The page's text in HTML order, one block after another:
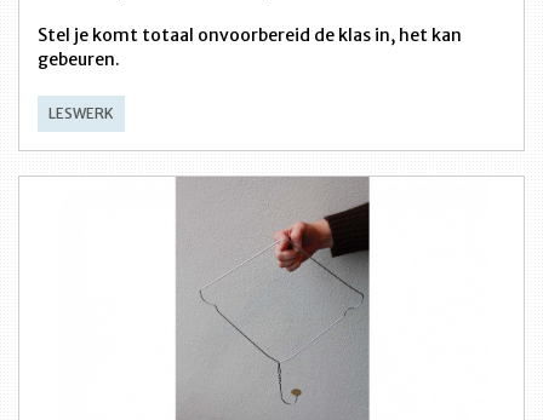
Stel je komt totaal onvoorbereid de klas in, het kan
gebeuren.
LESWERK